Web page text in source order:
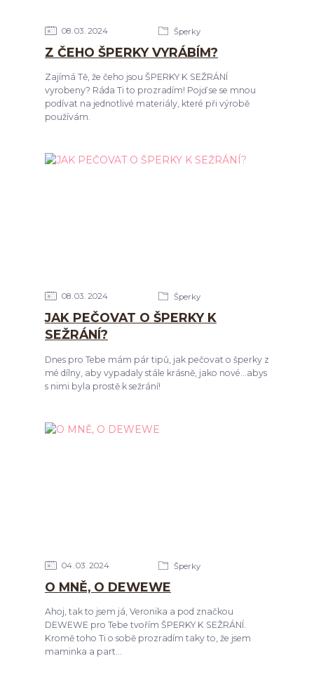
08 03 2024 Šperky
Z ČEHO ŠPERKY VYRÁBÍM?
Zajímá Tě, že čeho jsou ŠPERKY K SEŽRÁNÍ
vyrobeny? Ráda Ti to prozradím! Pojď se se mnou
podívat na jednotlivé materiály, které při výrobě
používám.
08 03 2024 Šperky
JAK PEČOVAT O ŠPERKY K
SEŽRÁNÍ?
Dnes pro Tebe mám pár tipů, jak pečovat o šperky z
mé dílny, aby vypadaly stále krásně, jako nové...abys
s nimi byla prostě k sežrání!
04 03 2024 Šperky
O MNĚ, O DEWEWE
Ahoj, tak to jsem já, Veronika a pod značkou
DEWEWE pro Tebe tvořím ŠPERKY K SEŽRÁNÍ.
Kromě toho Ti o sobě prozradím taky to, že jsem
maminka a part...